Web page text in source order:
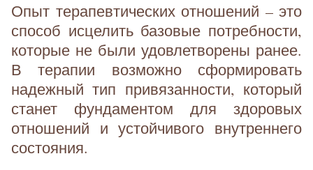
Опыт терапевтических отношений – это
способ исцелить базовые потребности,
которые не были удовлетворены ранее.
В терапии возможно сформировать
надежный тип привязанности, который
станет фундаментом для здоровых
отношений и устойчивого внутреннего
состояния.